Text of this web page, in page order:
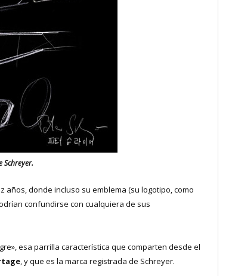
Schreyer.
años, donde incluso su emblema (su logotipo, como
confundirse con cualquiera de sus
esa parrilla característica que comparten desde el
, y que es la marca registrada de Schreyer.